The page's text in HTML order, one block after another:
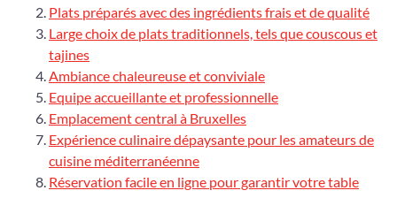
Plats préparés avec des ingrédients frais et de qualité
Large choix de plats traditionnels, tels que couscous et
tajines
Ambiance chaleureuse et conviviale
Equipe accueillante et professionnelle
Emplacement central à Bruxelles
Expérience culinaire dépaysante pour les amateurs de
cuisine méditerranéenne
Réservation facile en ligne pour garantir votre table